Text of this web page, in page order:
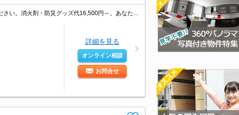
詳細を見る
オンライン相談
お問合せ